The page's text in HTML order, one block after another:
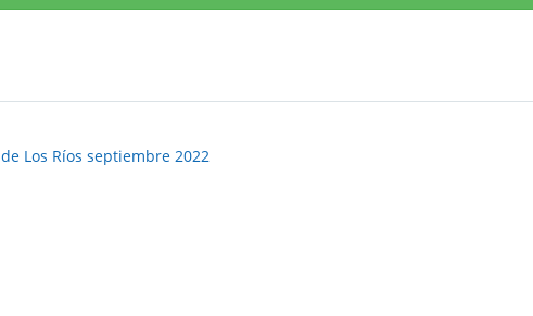
Los Ríos septiembre 2022